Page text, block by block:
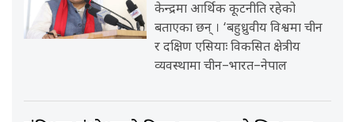
केन्द्रमा आर्थिक कूटनीति रहेको
बताएका छन् । ‘बहुध्रुवीय विश्वमा चीन
र दक्षिण एसियाः विकसित क्षेत्रीय
व्यवस्थामा चीन–भारत–नेपाल